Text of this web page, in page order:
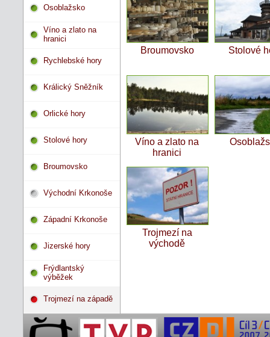
Osoblažsko
Víno a zlato na
hranici
Rychlebské hory
Králický Sněžník
Orlické hory
Stolové hory
Broumovsko
Východní Krkonoše
Západní Krkonoše
Jizerské hory
Frýdlantský
výběžek
Trojmezí na západě
Broumovsko Stolové
Víno a zlato na
hranici
Trojmezí na
východě